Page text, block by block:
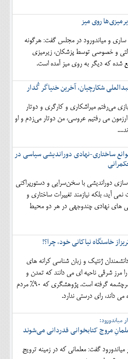
روی میز
ساری و میاندورود در مجلس گفت: هرگونه
و خصوصی توسط پزشکان، زیرمیزی
که دیگر به روی میز آمده است.
شکارچیان، آخرین خنیاگر گُدار
می‌رفتم میراشکاری و کارگری و دوتار
ارزمون می رفتیم عروسی، من دوتار می‌زدم و او
ساختاری-نهادی دوراندیشی سیاسی در
دوراندیشی با سخن‌سرایی و دستورپراکنی
آید، بلکه نیازمند تغییرات ساختاری و
های نهادی چندوجهی در هر دو محیط
خاستگاه نیاکانی خود، چرا؟!
دانشمندان ژنتیک و زبان شناسی کرانه های
مرز شرقی ناحیه ای می دانند که تمدن و
فرهنگ هند و اروپایی از آن سرچشمه گرفته است. پژوهشگری که 90% مردم
می داند، رای درستی ندارد.
میاندورود:
مروج کتابخوانی قدردانی می‌شوند
میاندورود گفت: معلمانی که در زمینه ترویج